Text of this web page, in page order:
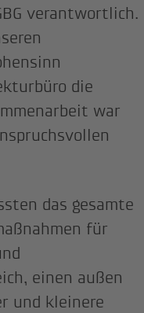
verantwortlich.
die
war
das gesamte
für
einen außen
und kleinere